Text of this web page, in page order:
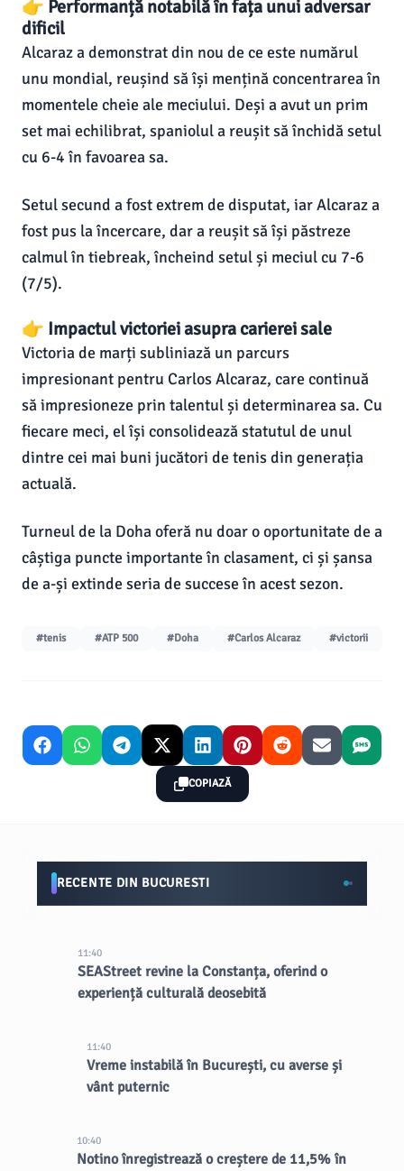
👉 Performanță notabilă în fața unui adversar
dificil
Alcaraz a demonstrat din nou de ce este numărul
unu mondial, reușind să își mențină concentrarea în
momentele cheie ale meciului. Deși a avut un prim
set mai echilibrat, spaniolul a reușit să închidă setul
cu 6-4 în favoarea sa.
Setul secund a fost extrem de disputat, iar Alcaraz a
fost pus la încercare, dar a reușit să își păstreze
calmul în tiebreak, încheind setul și meciul cu 7-6
(7/5).
👉 Impactul victoriei asupra carierei sale
Victoria de marți subliniază un parcurs
impresionant pentru Carlos Alcaraz, care continuă
să impresioneze prin talentul și determinarea sa. Cu
fiecare meci, el își consolidează statutul de unul
dintre cei mai buni jucători de tenis din generația
actuală.
Turneul de la Doha oferă nu doar o oportunitate de a
câștiga puncte importante în clasament, ci și șansa
de a-și extinde seria de succese în acest sezon.
#tenis #ATP 500 #Doha #Carlos Alcaraz #victorii
COPIAZĂ
RECENTE DIN BUCURESTI
11:40
SEAStreet revine la Constanța, oferind o
experiență culturală deosebită
11:40
Vreme instabilă în București, cu averse și
vânt puternic
10:40
Notino înregistrează o creștere de 11,5% în